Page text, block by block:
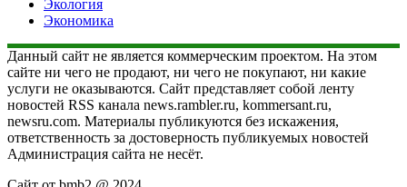
Экология
Экономика
Данный сайт не является коммерческим проектом. На этом
сайте ни чего не продают, ни чего не покупают, ни какие
услуги не оказываются. Сайт представляет собой ленту
новостей RSS канала news.rambler.ru, kommersant.ru,
newsru.com. Материалы публикуются без искажения,
ответственность за достоверность публикуемых новостей
Администрация сайта не несёт.